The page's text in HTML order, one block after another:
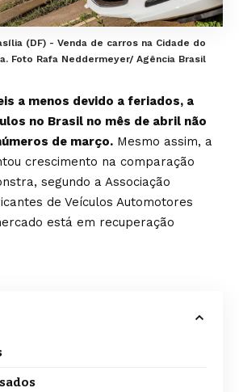
(DF) - Venda de carros na Cidade do
Foto Rafa Neddermeyer/ Agência Brasil
a menos devido a feriados, a
no Brasil no mês de abril não
de março. Mesmo assim, a
crescimento na comparação
segundo a Associação
de Veículos Automotores
está em recuperação